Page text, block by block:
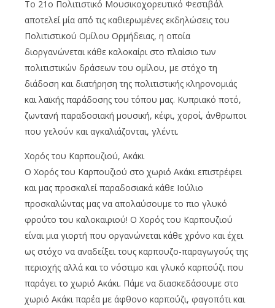
Το 21ο Πολιτιστικό Μουσικοχορευτικό Φεστιβάλ
αποτελεί μία από τις καθιερωμένες εκδηλώσεις του
Πολιτιστικού Ομίλου Ορμήδειας, η οποία
διοργανώνεται κάθε καλοκαίρι στο πλαίσιο των
πολιτιστικών δράσεων του ομίλου, με στόχο τη
διάδοση και διατήρηση της πολιτιστικής κληρονομιάς
και λαϊκής παράδοσης του τόπου μας. Κυπριακό ποτό,
ζωντανή παραδοσιακή μουσική, κέφι, χοροί, άνθρωποι
που γελούν και αγκαλιάζονται, γλέντι.
Χορός του Καρπουζιού, Ακάκι
Ο Χορός του Καρπουζιού στο χωριό Ακάκι επιστρέφει
και μας προσκαλεί παραδοσιακά κάθε Ιούλιο
προσκαλώντας μας να απολαύσουμε το πιο γλυκό
φρούτο του καλοκαιριού! Ο Χορός του Καρπουζιού
είναι μια γιορτή που οργανώνεται κάθε χρόνο και έχει
ως στόχο να αναδείξει τους καρπουζο-παραγωγούς της
περιοχής αλλά και το νόστιμο και γλυκό καρπούζι που
παράγει το χωριό Ακάκι. Πάμε να διασκεδάσουμε στο
χωριό Ακάκι παρέα με άφθονο καρπούζι, φαγοπότι και